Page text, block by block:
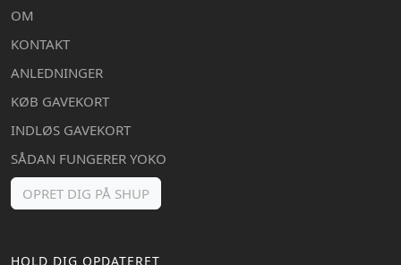
OM
KONTAKT
ANLEDNINGER
KØB GAVEKORT
INDLØS GAVEKORT
SÅDAN FUNGERER YOKO
OPRET DIG PÅ SHUP
HOLD DIG OPDATERET